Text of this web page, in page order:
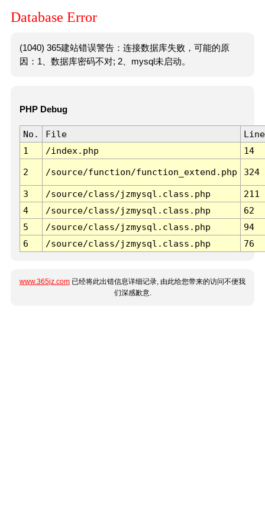
Database Error
(1040) 365建站错误警告：连接数据库失败，可能的原
因：1、数据库密码不对; 2、mysql未启动。
PHP Debug
No. File
Line
1
/index.php 14
2 /source/function/function_extend.php 324
3 /source/class/jzmysql.class.php
211
4
/source/class/jzmysql.class.php
62
5
/source/class/jzmysql.class.php
94
6
/source/class/jzmysql.class.php 76
www.365jz.com 已经将此出错信息详细记录, 由此给您带来的访问不便我
们深感歉意.